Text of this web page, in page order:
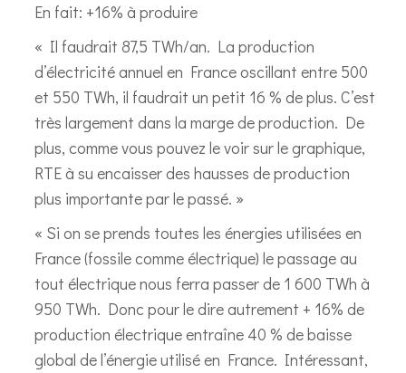
En fait: +16% à produire
« Il faudrait 87,5 TWh/an. La production
d’électricité annuel en France oscillant entre 500
et 550 TWh, il faudrait un petit 16 % de plus. C’est
très largement dans la marge de production. De
plus, comme vous pouvez le voir sur le graphique,
RTE à su encaisser des hausses de production
plus importante par le passé. »
« Si on se prends toutes les énergies utilisées en
France (fossile comme électrique) le passage au
tout électrique nous ferra passer de 1 600 TWh à
950 TWh. Donc pour le dire autrement + 16% de
production électrique entraîne 40 % de baisse
global de l’énergie utilisé en France. Intéressant,